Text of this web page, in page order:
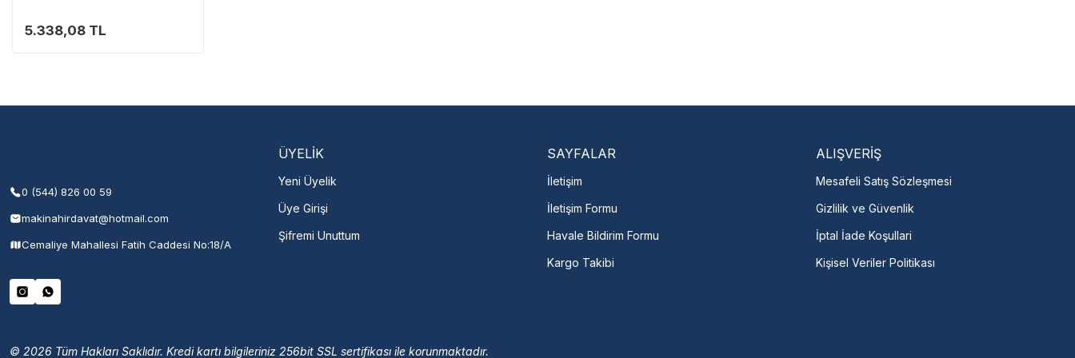
5.338,08 TL
0 (544) 826 00 59
makinahirdavat@hotmail.com
Cemaliye Mahallesi Fatih Caddesi No:18/A
ÜYELİK
Yeni Üyelik
Üye Girişi
Şifremi Unuttum
SAYFALAR
İletişim
İletişim Formu
Havale Bildirim Formu
Kargo Takibi
ALIŞVERİŞ
Mesafeli Satış Sözleşmesi
Gizlilik ve Güvenlik
İptal İade Koşullari
Kişisel Veriler Politikası
© 2026 Tüm Hakları Saklıdır. Kredi kartı bilgileriniz 256bit SSL sertifikası ile korunmaktadır.